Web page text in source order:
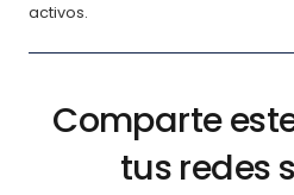
activos.
Comparte
tus redes